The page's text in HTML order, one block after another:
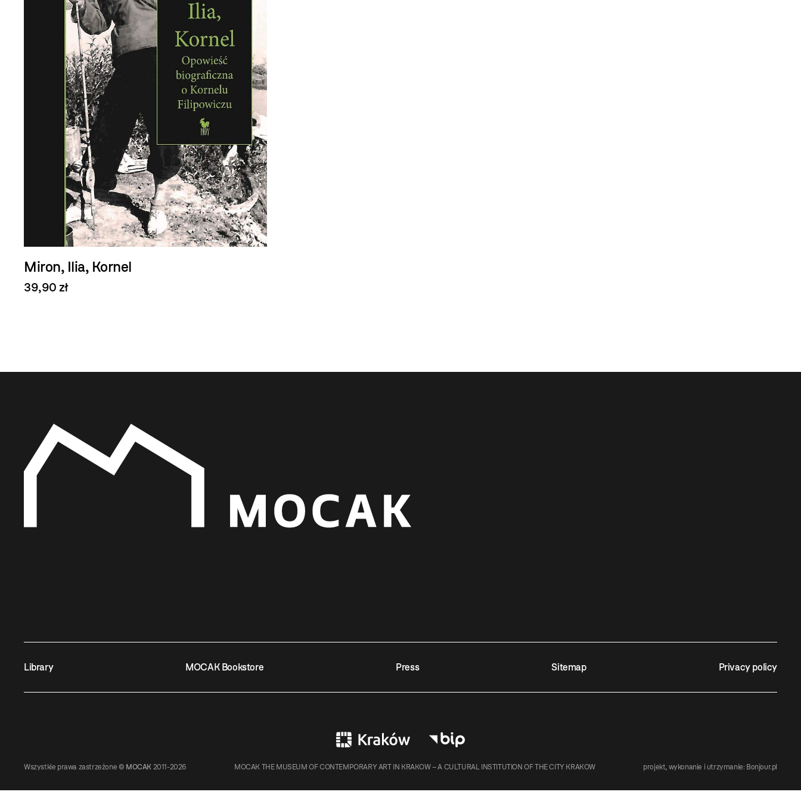
Miron, Ilia, Kornel
39,90 zł
Library MOCAK Bookstore Press Sitemap Privacy policy
Wszystkie prawa zastrzeżone © MOCAK 2011-2026 MOCAK THE MUSEUM OF CONTEMPORARY ART IN KRAKOW – A CULTURAL INSTITUTION OF THE CITY KRAKOW projekt, wykonanie i utrzymanie: Bonjour.pl